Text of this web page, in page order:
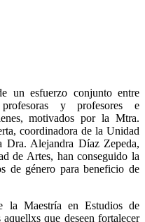
un esfuerzo conjunto entre
y profesores e
motivados por la Mtra.
coordinadora de la Unidad
Alejandra Díaz Zepeda,
de Artes, han conseguido la
de género para beneficio de
la Maestría en Estudios de
que deseen fortalecer